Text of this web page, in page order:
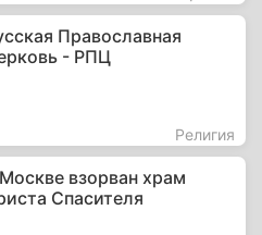
Православная
- РПЦ
Религия
взорван храм
Спасителя